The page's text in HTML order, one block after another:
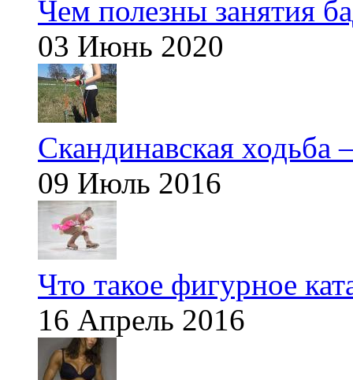
Чем полезны занятия
03 Июнь 2020
Скандинавская ходьба
09 Июль 2016
Что такое фигурное
16 Апрель 2016